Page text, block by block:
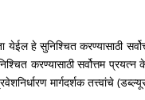
येईल हे सुनिश्चित करण्यासाठी
करण्यासाठी
मार्गदर्शक तत्त्वांचे